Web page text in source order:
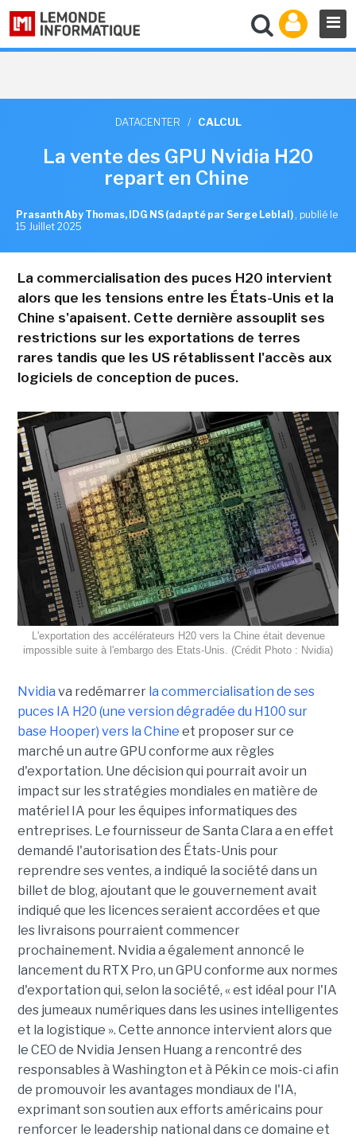
DATACENTER / CALCUL
La vente des GPU Nvidia H20
repart en Chine
Prasanth Aby Thomas, IDG NS (adapté par Serge Leblal) , publié le
15 Juillet 2025
La commercialisation des puces H20 intervient
alors que les tensions entre les États-Unis et la
Chine s'apaisent. Cette dernière assouplit ses
restrictions sur les exportations de terres
rares tandis que les US rétablissent l'accès aux
logiciels de conception de puces.
L'exportation des accélérateurs H20 vers la Chine était devenue
impossible suite à l'embargo des Etats-Unis. (Crédit Photo : Nvidia)
Nvidia va redémarrer la commercialisation de ses
puces IA H20 (une version dégradée du H100 sur
base Hooper) vers la Chine et proposer sur ce
marché un autre GPU conforme aux règles
d'exportation. Une décision qui pourrait avoir un
impact sur les stratégies mondiales en matière de
matériel IA pour les équipes informatiques des
entreprises. Le fournisseur de Santa Clara a en effet
demandé l'autorisation des États-Unis pour
reprendre ses ventes, a indiqué la société dans un
billet de blog, ajoutant que le gouvernement avait
indiqué que les licences seraient accordées et que
les livraisons pourraient commencer
prochainement. Nvidia a également annoncé le
lancement du RTX Pro, un GPU conforme aux normes
d'exportation qui, selon la société, « est idéal pour l'IA
des jumeaux numériques dans les usines intelligentes
et la logistique ». Cette annonce intervient alors que
le CEO de Nvidia Jensen Huang a rencontré des
responsables à Washington et à Pékin ce mois-ci afin
de promouvoir les avantages mondiaux de l'IA,
exprimant son soutien aux efforts américains pour
renforcer le leadership national dans ce domaine et